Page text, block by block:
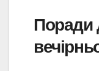
Поради